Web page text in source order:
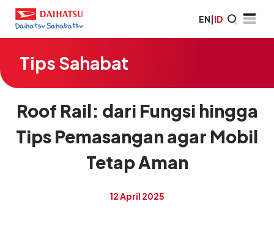
EN|ID
Tips Sahabat
Roof Rail: dari Fungsi hingga
Tips Pemasangan agar Mobil
Tetap Aman
12 April 2025